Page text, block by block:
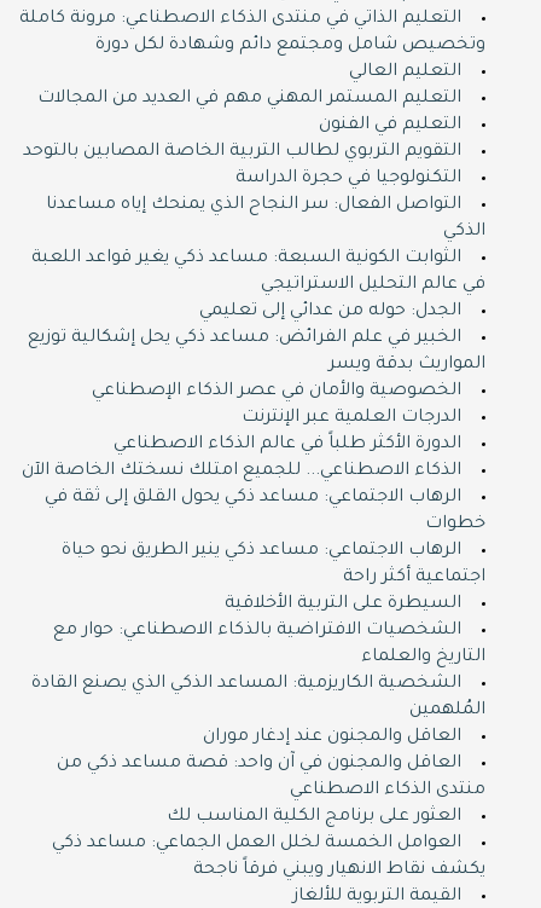
التعليم الذاتي في منتدى الذكاء الاصطناعي: مرونة كاملة
وتخصيص شامل ومجتمع دائم وشهادة لكل دورة
التعليم العالي
التعليم المستمر المهني مهم في العديد من المجالات
التعليم في الفنون
التقويم التربوي لطالب التربية الخاصة المصابين بالتوحد
التكنولوجيا في حجرة الدراسة
التواصل الفعال: سر النجاح الذي يمنحك إياه مساعدنا
الذكي
الثوابت الكونية السبعة: مساعد ذكي يغير قواعد اللعبة
في عالم التحليل الاستراتيجي
الجدل: حوله من عدائي إلى تعليمي
الخبير في علم الفرائض: مساعد ذكي يحل إشكالية توزيع
المواريث بدقة ويسر
الخصوصية والأمان في عصر الذكاء الإصطناعي
الدرجات العلمية عبر الإنترنت
الدورة اﻷكثر طلباً في عالم الذكاء الاصطناعي
الذكاء الاصطناعي... للجميع امتلك نسختك الخاصة اﻵن
الرهاب الاجتماعي: مساعد ذكي يحول القلق إلى ثقة في
خطوات
الرهاب الاجتماعي: مساعد ذكي ينير الطريق نحو حياة
اجتماعية أكثر راحة
السيطرة على التربية الأخلاقية
الشخصيات الافتراضية بالذكاء الاصطناعي: حوار مع
التاريخ والعلماء
الشخصية الكاريزمية: المساعد الذكي الذي يصنع القادة
المُلهمين
العاقل والمجنون عند إدغار موران
العاقل والمجنون في آن واحد: قصة مساعد ذكي من
منتدى الذكاء الاصطناعي
العثور على برنامج الكلية المناسب لك
العوامل الخمسة لخلل العمل الجماعي: مساعد ذكي
يكشف نقاط الانهيار ويبني فرقاً ناجحة
القيمة التربوية للألغاز